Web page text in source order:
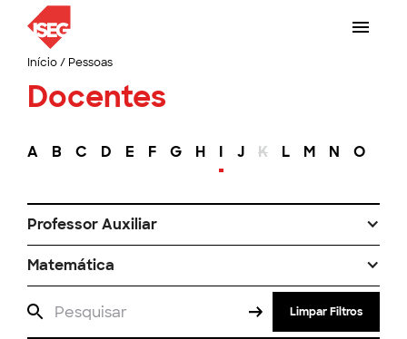
Início/ Pessoas
Docentes
A B C D E F G H I J K L M N O
Professor Auxiliar
Matemática
Limpar Filtros